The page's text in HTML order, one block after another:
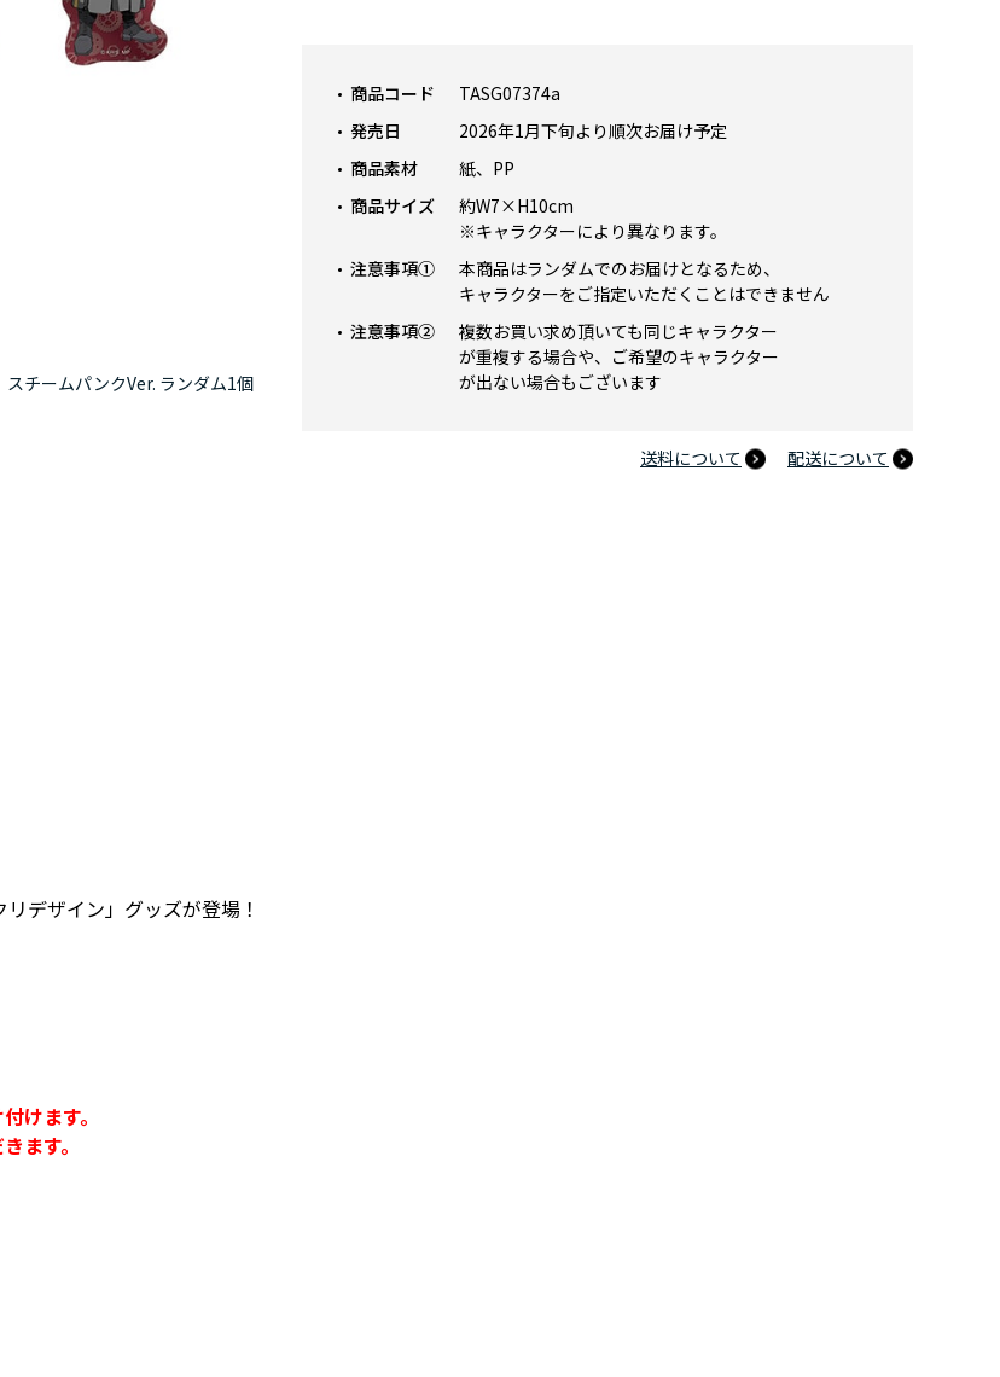
チームパンクVer. ランダム1個
商品コード
TASG07374a
発売日
2026年1月下旬より順次お届け予定
商品素材
紙、PP
商品サイズ
約W7×H10cm
※キャラクターにより異なります。
注意事項①
本商品はランダムでのお届けとなるため、
キャラクターをご指定いただくことはできません
注意事項②
複数お買い求め頂いても同じキャラクター
が重複する場合や、ご希望のキャラクター
が出ない場合もございます
送料について 配送について
デザイン」グッズが登場！
けます。
ます。